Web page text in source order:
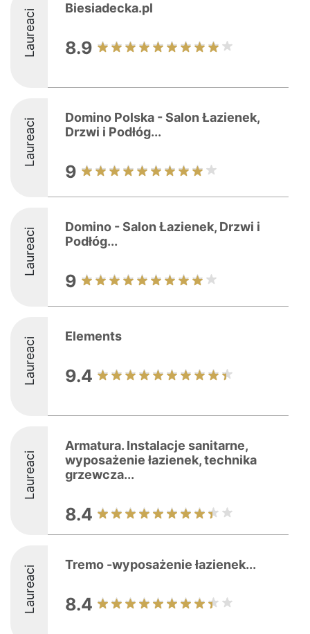
Laureaci Biesiadecka.pl
8.9
Laureaci
Domino Polska - Salon Łazienek,
Drzwi i Podłóg...
9
Laureaci
Domino - Salon Łazienek, Drzwi i
Podłóg...
9
Laureaci Elements
9.4
Laureaci
Armatura. Instalacje sanitarne,
wyposażenie łazienek, technika
grzewcza...
8.4
Laureaci Tremo -wyposażenie łazienek...
8.4